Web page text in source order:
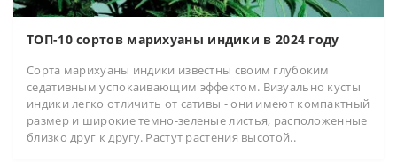
ТОП-10 сортов марихуаны индики в 2024 году
Сорта марихуаны индики известны своим глубоким
седативным успокаивающим эффектом. Визуально кусты
индики легко отличить от сативы - они имеют компактный
размер и широкие темно-зеленые листья, расположенные
близко друг к другу. Растут растения высотой..